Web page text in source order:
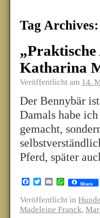
Tag
Katharina
Veröffentlicht am 14.
Der Bennybär
Damals habe
gemacht,
Pferd, später
Facebook
TwitterEmailWhatsApp
Share
Veröffentlicht in
Madeleine Franck,